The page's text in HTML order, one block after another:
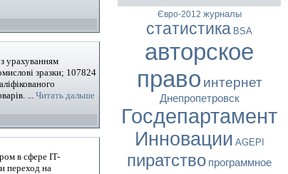
урахуванням
зразки; 107824
... Читать дальше
в сфере IT-
переход на
Євро-2012 журналы
статистика BSA
авторское
право интернет
Днепропетровск
Госдепартамент
Инновации AGEPI
пиратство программное